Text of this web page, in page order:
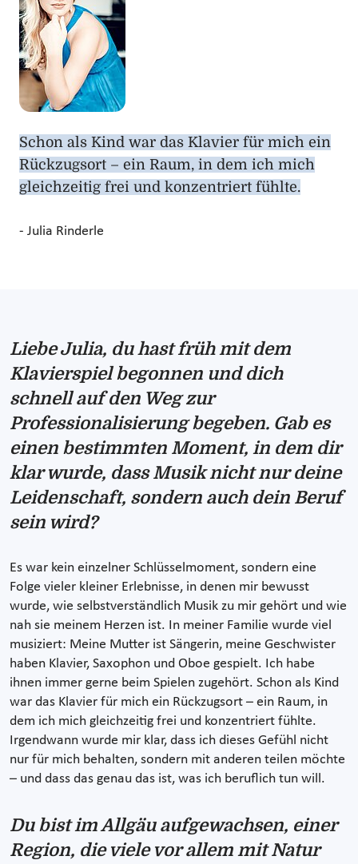
Schon als Kind war das Klavier für mich ein
Rückzugsort – ein Raum, in dem ich mich
gleichzeitig frei und konzentriert fühlte.
- Julia Rinderle
Liebe Julia, du hast früh mit dem
Klavierspiel begonnen und dich
schnell auf den Weg zur
Professionalisierung begeben. Gab es
einen bestimmten Moment, in dem dir
klar wurde, dass Musik nicht nur deine
Leidenschaft, sondern auch dein Beruf
sein wird?
Es war kein einzelner Schlüsselmoment, sondern eine
Folge vieler kleiner Erlebnisse, in denen mir bewusst
wurde, wie selbstverständlich Musik zu mir gehört und wie
nah sie meinem Herzen ist. In meiner Familie wurde viel
musiziert: Meine Mutter ist Sängerin, meine Geschwister
haben Klavier, Saxophon und Oboe gespielt. Ich habe
ihnen immer gerne beim Spielen zugehört. Schon als Kind
war das Klavier für mich ein Rückzugsort – ein Raum, in
dem ich mich gleichzeitig frei und konzentriert fühlte.
Irgendwann wurde mir klar, dass ich dieses Gefühl nicht
nur für mich behalten, sondern mit anderen teilen möchte
– und dass das genau das ist, was ich beruflich tun will.
Du bist im Allgäu aufgewachsen, einer
Region, die viele vor allem mit Natur